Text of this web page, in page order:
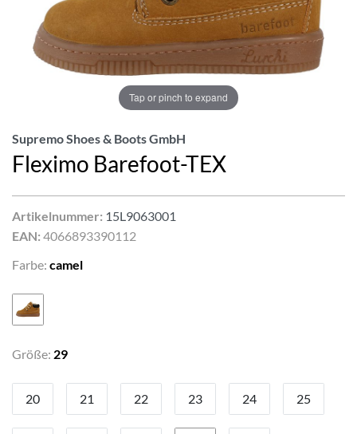
Tap or pinch to expand
Supremo Shoes & Boots GmbH
Fleximo Barefoot-TEX
Artikelnummer: 15L9063001
EAN: 4066893390112
Farbe: camel
Größe: 29
20 21 22 23 24 25